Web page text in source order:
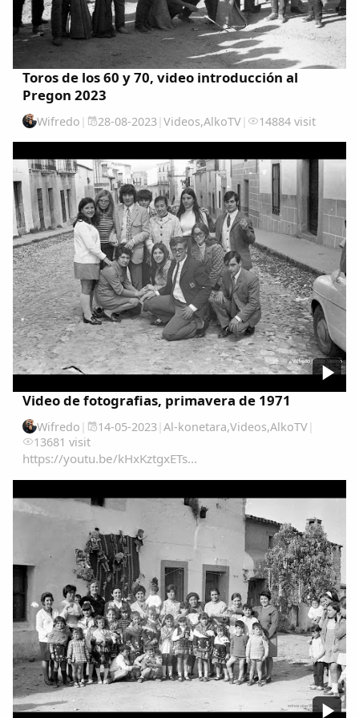
Toros de los 60 y 70, video introducción al
Pregon 2023
Wifredo | 28-08-2023| Videos,AlkoTV| 14884 visit
Video de fotografias, primavera de 1971
Wifredo | 14-05-2023| Al-konetara,Videos,AlkoTV|
13681 visit
https://youtu.be/kHxKztgxETs...